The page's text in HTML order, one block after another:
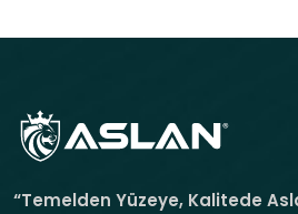
“Temelden Yüzeye, Kalitede